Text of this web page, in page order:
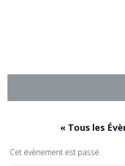
« Tous les
Cet évènement est passé.